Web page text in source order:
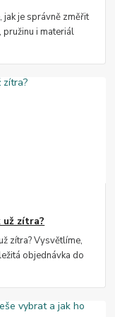
jak je správně změřit
pružinu i materiál
zítra?
zítra? Vysvětlíme,
objednávka do